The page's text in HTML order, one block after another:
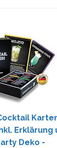
Erklärung
Deko -